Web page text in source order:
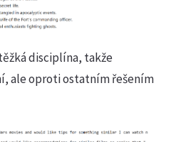
disciplína, takže
ale oproti ostatním řešením